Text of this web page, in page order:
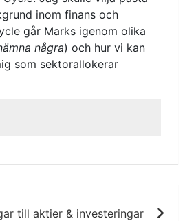
inom finans och
går Marks igenom olika
några) och hur vi kan
som sektorallokerar
till aktier & investeringar